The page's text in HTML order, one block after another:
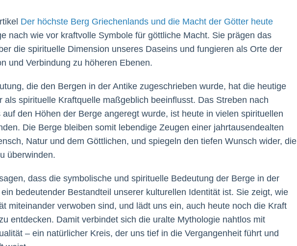
Der höchste Berg Griechenlands und die Macht der Götter heute
nach wie vor kraftvolle Symbole für göttliche Macht. Sie prägen das
die spirituelle Dimension unseres Daseins und fungieren als Orte der
und Verbindung zu höheren Ebenen.
die den Bergen in der Antike zugeschrieben wurde, hat die heutige
als spirituelle Kraftquelle maßgeblich beeinflusst. Das Streben nach
den Höhen der Berge angeregt wurde, ist heute in vielen spirituellen
Die Berge bleiben somit lebendige Zeugen einer jahrtausendealten
Natur und dem Göttlichen, und spiegeln den tiefen Wunsch wider, die
überwinden.
dass die symbolische und spirituelle Bedeutung der Berge in der
bedeutender Bestandteil unserer kulturellen Identität ist. Sie zeigt, wie
miteinander verwoben sind, und lädt uns ein, auch heute noch die Kraft
entdecken. Damit verbindet sich die uralte Mythologie nahtlos mit
– ein natürlicher Kreis, der uns tief in die Vergangenheit führt und